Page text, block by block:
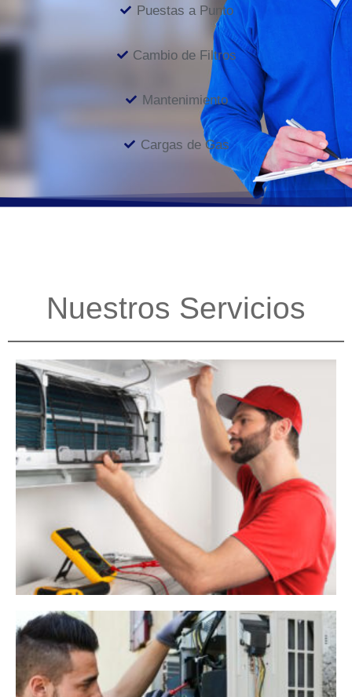
Puestas a Punto
Cambio de Filtros
Mantenimiento
Cargas de Gas
Nuestros Servicios